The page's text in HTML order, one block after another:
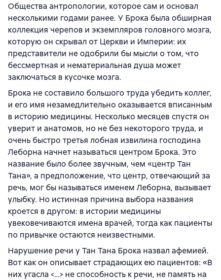
Общества антропологии, которое сам и основал
несколькими годами ранее. У Брока была обширная
коллекция черепов и экземпляров головного мозга,
которую он скрывал от Церкви и Империи: их
представители не одобрили бы мысли о том, что
бессмертная и нематериальная душа может
заключаться в кусочке мозга.
Брока не составило большого труда убедить коллег,
и его имя незамедлительно оказывается вписанным
в историю медицины. Несколько месяцев спустя он
уверит и анатомов, но не без некоторого труда, и
очень быстро третья лобная извилина господина
Леборна начнет называться центром Брока. Это
название было более звучным, чем «центр Тан
Тана», а предположение, что центр, отвечающий за
речь, мог бы называться именем Леборна, вызывает
улыбку. Но истинная причина выбора названия
кроется в другом: в истории медицины
увековечиваются имена врачей, тогда как пациенты
по привычке остаются неизвестными.
Нарушение речи у Тан Тана Брока назвал афемией.
Вот как он описывает страдающих ею пациентов: «В
них угасла <…> не способность к речи, не память на